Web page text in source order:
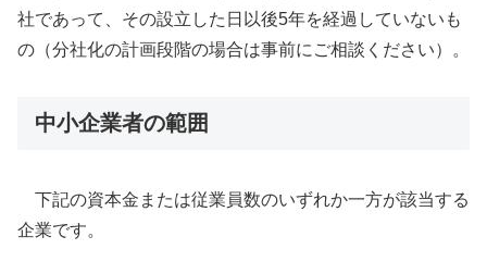
社であって、その設立した日以後5年を経過していないも
の（分社化の計画段階の場合は事前にご相談ください）。
中小企業者の範囲
下記の資本金または従業員数のいずれか一方が該当する
企業です。